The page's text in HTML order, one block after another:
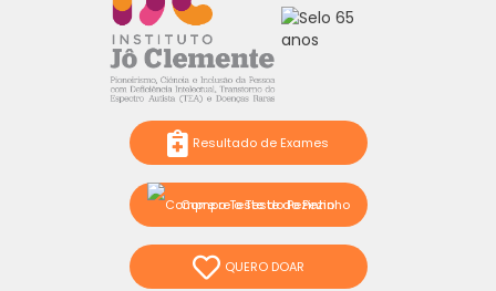
Resultado de Exames
Compre o Teste do Pezinho
QUERO DOAR